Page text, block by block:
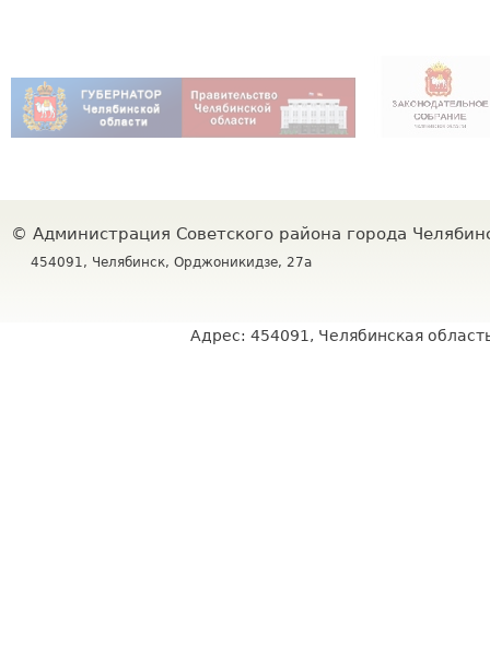
© Администрация Советского района города
454091, Челябинск, Орджоникидзе, 27а
Адрес: 454091, Челябинская